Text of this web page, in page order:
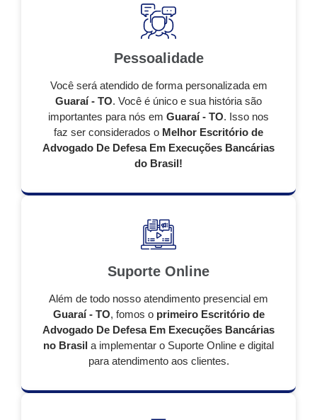
Pessoalidade
Você será atendido de forma personalizada em
Guaraí - TO. Você é único e sua história são
importantes para nós em Guaraí - TO. Isso nos
faz ser considerados o Melhor Escritório de
Advogado De Defesa Em Execuções Bancárias
do Brasil!
Suporte Online
Além de todo nosso atendimento presencial em
Guaraí - TO, fomos o primeiro Escritório de
Advogado De Defesa Em Execuções Bancárias
no Brasil a implementar o Suporte Online e digital
para atendimento aos clientes.